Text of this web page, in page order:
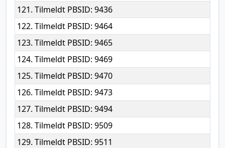
121. Tilmeldt PBSID: 9436
122. Tilmeldt PBSID: 9464
123. Tilmeldt PBSID: 9465
124. Tilmeldt PBSID: 9469
125. Tilmeldt PBSID: 9470
126. Tilmeldt PBSID: 9473
127. Tilmeldt PBSID: 9494
128. Tilmeldt PBSID: 9509
129. Tilmeldt PBSID: 9511